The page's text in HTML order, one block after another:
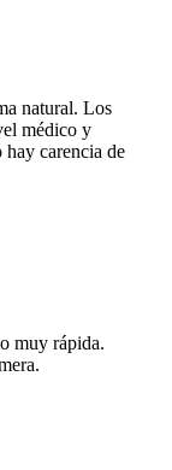
natural. Los
médico y
carencia de
muy rápida.